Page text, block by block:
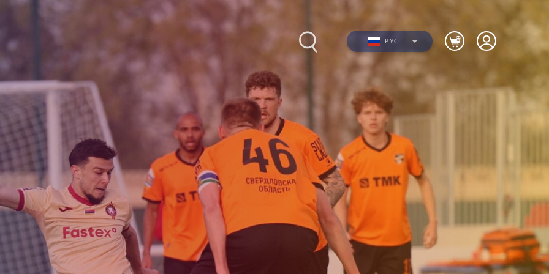
Матчи
Турнирная
Таблица
Структура
академии
Пюник 2009
Пюник 2010
Пюник 2011-1
Пюник 2011-2
Пюник 2012-1
Приём в
академию
детей
2017 -
рождения
Фото
Видео
РУС